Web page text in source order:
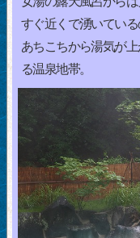
すぐ近くで湧いてい
あちこちから湯気が
る温泉地帯。